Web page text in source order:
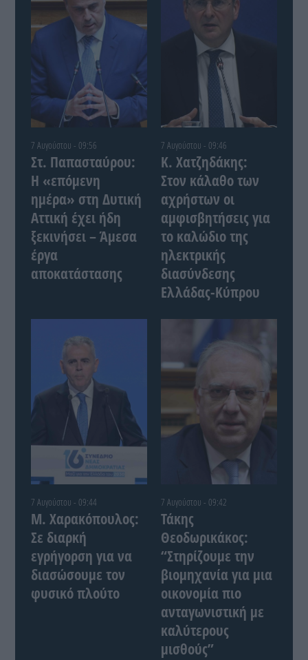
7 Αυγούστου - 09:56
Στ. Παπασταύρου:
Η «επόμενη
ημέρα» στη Δυτική
Αττική έχει ήδη
ξεκινήσει – Άμεσα
έργα
αποκατάστασης
7 Αυγούστου - 09:46
Κ. Χατζηδάκης:
Στον κάλαθο των
αχρήστων οι
αμφισβητήσεις για
το καλώδιο της
ηλεκτρικής
διασύνδεσης
Ελλάδας-Κύπρου
7 Αυγούστου - 09:44
Μ. Χαρακόπουλος:
Σε διαρκή
εγρήγορση για να
διασώσουμε τον
φυσικό πλούτο
7 Αυγούστου - 09:42
Τάκης
Θεοδωρικάκος:
“Στηρίζουμε την
βιομηχανία για μια
οικονομία πιο
ανταγωνιστική με
καλύτερους
μισθούς”